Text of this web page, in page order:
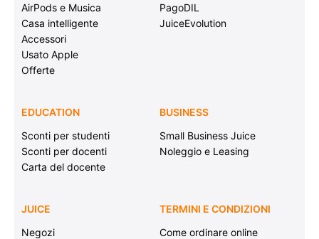
AirPods e Musica
Casa intelligente
Accessori
Usato Apple
Offerte
PagoDIL
JuiceEvolution
EDUCATION
Sconti per studenti
Sconti per docenti
Carta del docente
BUSINESS
Small Business Juice
Noleggio e Leasing
JUICE
Negozi
TERMINI E CONDIZIONI
Come ordinare online